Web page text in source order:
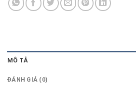
MÔ TẢ
ĐÁNH GIÁ (0)